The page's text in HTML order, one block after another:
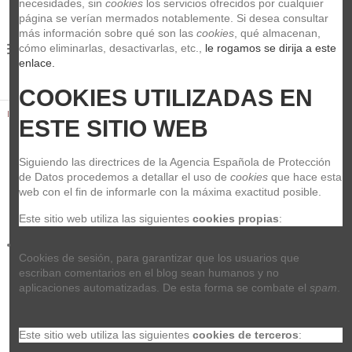
Inicio
necesidades, sin cookies los servicios ofrecidos por cualquier
página se verían mermados notablemente. Si desea consultar
más información sobre qué son las cookies , qué almacenan,
cómo eliminarlas, desactivarlas, etc.,
le rogamos se dirija a este
enlace.
COOKIES UTILIZADAS EN
ESTE SITIO WEB
Siguiendo las directrices de la Agencia Española de Protección
de Datos procedemos a detallar el uso de cookies que hace esta
web con el fin de informarle con la máxima exactitud posible.
Este sitio web utiliza las siguientes cookies propias:
Cookies de sesión, para garantizar que los usuarios que
escriban comentarios en el blog sean humanos y no
aplicaciones automatizadas. De esta forma se combate el spam
Este sitio web utiliza las siguientes cookies de terceros: